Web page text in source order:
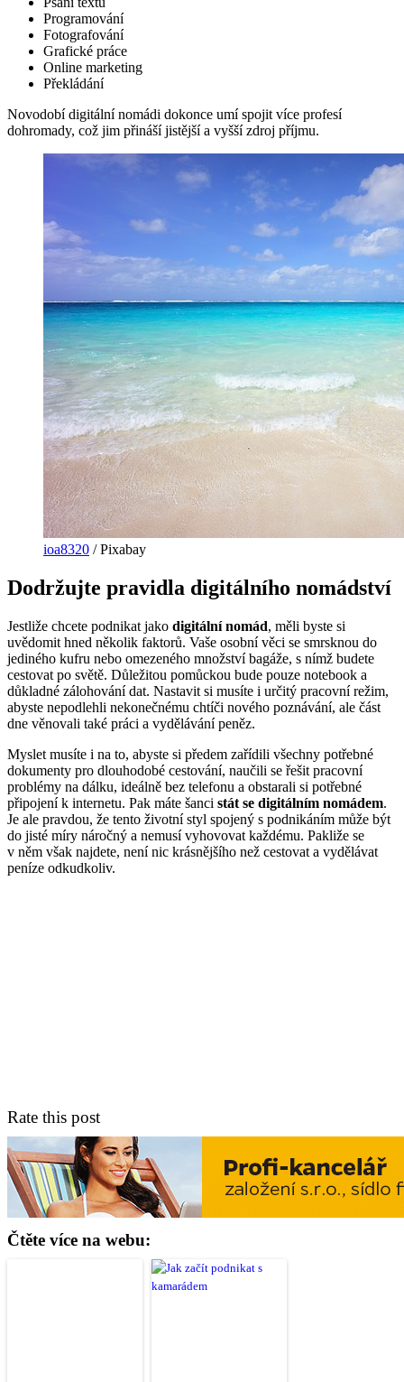
Programování
Fotografování
Grafické práce
Online marketing
Překládání
Novodobí digitální nomádi dokonce umí spojit více profesí
dohromady, což jim přináší jistější a vyšší zdroj příjmu.
ioa8320 / Pixabay
Dodržujte pravidla digitálního nomádství
Jestliže chcete podnikat jako digitální nomád, měli byste si
uvědomit hned několik faktorů. Vaše osobní věci se smrsknou do
jediného kufru nebo omezeného množství bagáže, s nímž budete
cestovat po světě. Důležitou pomůckou bude pouze notebook a
důkladné zálohování dat. Nastavit si musíte i určitý pracovní režim,
abyste nepodlehli nekonečnému chtíči nového poznávání, ale část
dne věnovali také práci a vydělávání peněz.
Myslet musíte i na to, abyste si předem zařídili všechny potřebné
dokumenty pro dlouhodobé cestování, naučili se řešit pracovní
problémy na dálku, ideálně bez telefonu a obstarali si potřebné
připojení k internetu. Pak máte šanci stát se digitálním nomádem.
Je ale pravdou, že tento životní styl spojený s podnikáním může být
do jisté míry náročný a nemusí vyhovovat každému. Pakliže se
v něm však najdete, není nic krásnějšího než cestovat a vydělávat
peníze odkudkoliv.
Rate this post
Čtěte více na webu: